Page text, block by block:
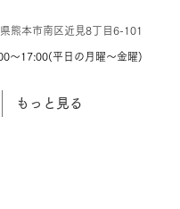
熊本市南区近見8丁目6-101
～17:00(平日の月曜～金曜)
もっと見る